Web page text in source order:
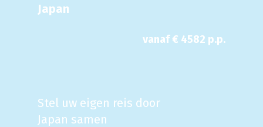
Japan
vanaf € 4582 p.p.
Stel uw eigen reis door
Japan samen